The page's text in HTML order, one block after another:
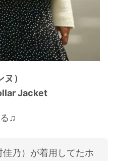
）
Jacket
♫
佳乃）が着用してたホ